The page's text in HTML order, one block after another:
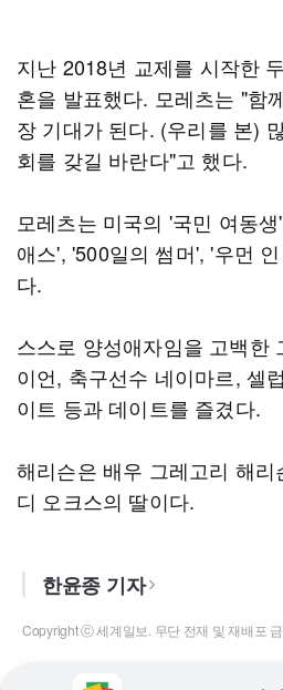
지난 2018년 교제를 시작한
혼을 발표했다. 모레츠는 "함
장 기대가 된다. (우리를 본)
회를 갖길 바란다"고 했다.
모레츠는 미국의 '국민 여동
애스', '500일의 썸머', '우먼
다.
스스로 양성애자임을 고백한
이언, 축구선수 네이마르, 셀
이트 등과 데이트를 즐겼다.
해리슨은 배우 그레고리 해
디 오크스의 딸이다.
한윤종 기자
Copyright ⓒ 세계일보. 무단 전재 및 재배포